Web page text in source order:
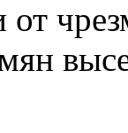
от